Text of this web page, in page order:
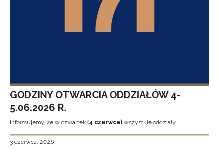
GODZINY OTWARCIA ODDZIAŁÓW 4-
5.06.2026 R.
Informujemy, że w czwartek (4 czerwca) wszystkie oddziały
3 czerwca, 2026